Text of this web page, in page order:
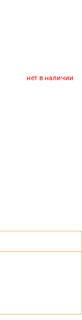
нет в наличии